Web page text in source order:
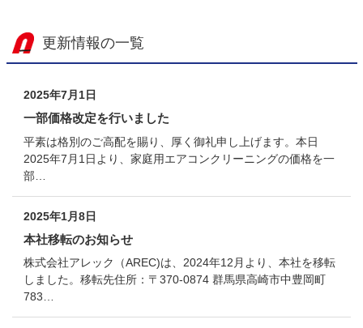
更新情報の一覧
2025年7月1日
一部価格改定を行いました
平素は格別のご高配を賜り、厚く御礼申し上げます。本日
2025年7月1日より、家庭用エアコンクリーニングの価格を一
部…
2025年1月8日
本社移転のお知らせ
株式会社アレック（AREC)は、2024年12月より、本社を移転
しました。移転先住所：〒370-0874 群馬県高崎市中豊岡町
783…